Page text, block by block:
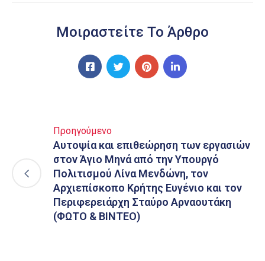
Μοιραστείτε Το Άρθρο
Προηγούμενο
Αυτοψία και επιθεώρηση των εργασιών
στον Άγιο Μηνά από την Υπουργό
Πολιτισμού Λίνα Μενδώνη, τον
Αρχιεπίσκοπο Κρήτης Ευγένιο και τον
Περιφερειάρχη Σταύρο Αρναουτάκη
(ΦΩΤΟ & ΒΙΝΤΕΟ)